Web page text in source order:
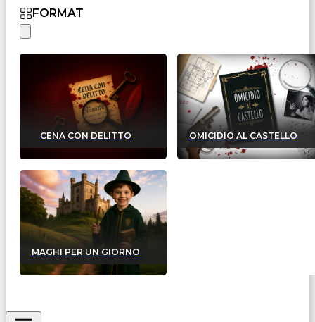
FORMAT
CENA CON DELITTO OMICIDIO AL CASTELLO
MAGHI PER UN GIORNO